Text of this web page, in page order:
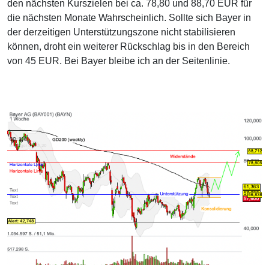
den nächsten Kurszielen bei ca. 78,80 und 88,70 EUR für
die nächsten Monate Wahrscheinlich. Sollte sich Bayer in
der derzeitigen Unterstützungszone nicht stabilisieren
können, droht ein weiterer Rückschlag bis in den Bereich
von 45 EUR. Bei Bayer bleibe ich an der Seitenlinie.